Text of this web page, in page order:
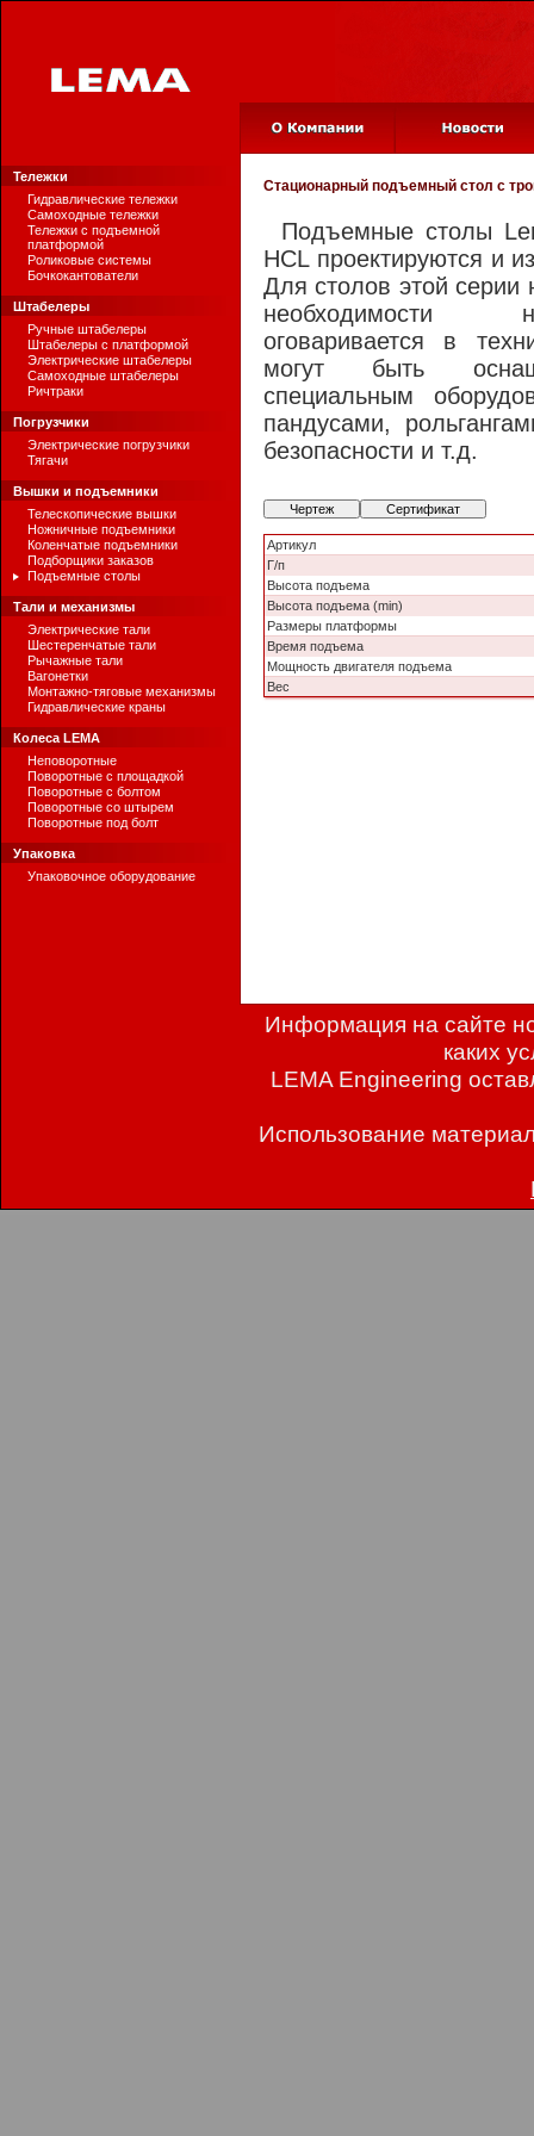
Тележки
Гидравлические тележки
Самоходные тележки
Тележки с подъемной
платформой
Роликовые системы
Бочкокантователи
Штабелеры
Ручные штабелеры
Штабелеры с платформой
Электрические штабелеры
Самоходные штабелеры
Ричтраки
Погрузчики
Электрические погрузчики
Тягачи
Вышки и подъемники
Телескопические вышки
Ножничные подъемники
Коленчатые подъемники
Подборщики заказов
Подъемные столы
Тали и механизмы
Электрические тали
Шестеренчатые тали
Рычажные тали
Вагонетки
Монтажно-тяговые механизмы
Гидравлические краны
Колеса LEMA
Неповоротные
Поворотные с площадкой
Поворотные с болтом
Поворотные со штырем
Поворотные под болт
Упаковка
Упаковочное оборудование
Стационарный подъемный стол с
Подъемные столы
HCL проектируются и
Для столов этой
необходимости
оговаривается в
могут быть
специальным
пандусами,
безопасности и т.д.
Чертеж Сертификат
Артикул
Г/п
Высота подъема
Высота подъема (min)
Размеры платформы
Время подъема
Мощность двигателя подъема
Вес
Информация на сайте
каких
LEMA Engineering
Использование